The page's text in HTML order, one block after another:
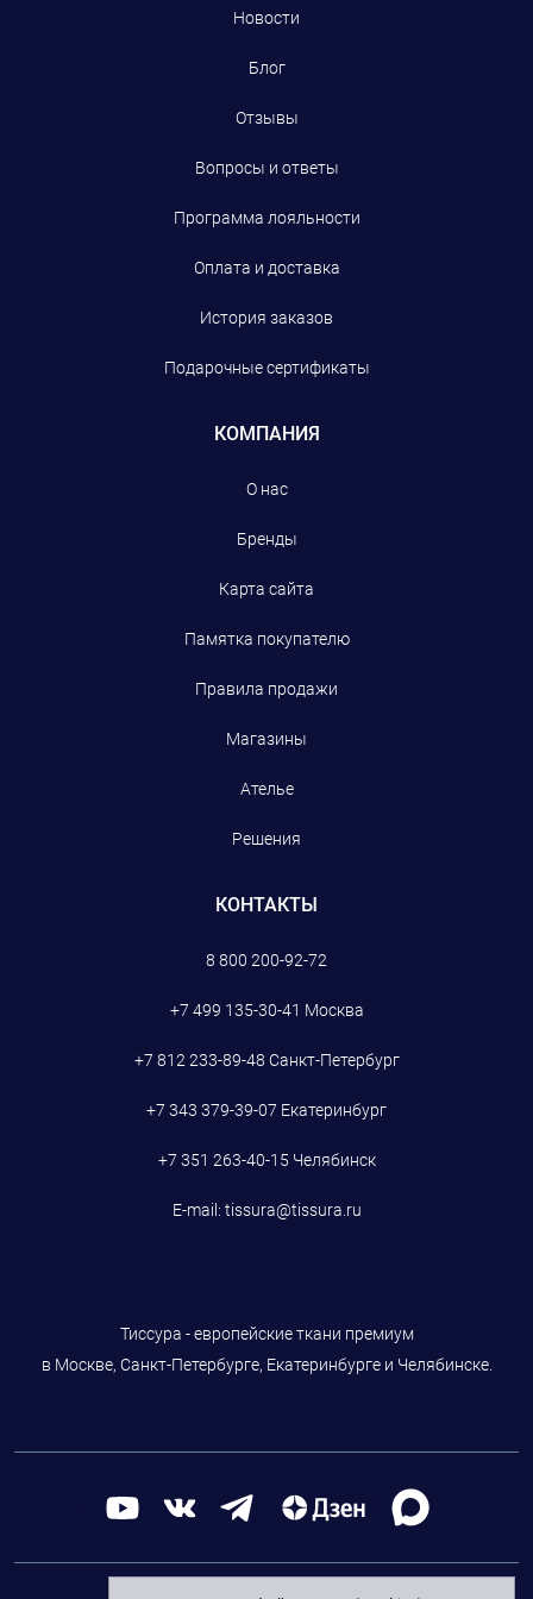
Новости
Блог
Отзывы
Вопросы и ответы
Программа лояльности
Оплата и доставка
История заказов
Подарочные сертификаты
КОМПАНИЯ
О нас
Бренды
Карта сайта
Памятка покупателю
Правила продажи
Магазины
Ателье
Решения
КОНТАКТЫ
8 800 200-92-72
+7 499 135-30-41 Москва
+7 812 233-89-48 Санкт-Петербург
+7 343 379-39-07 Екатеринбург
+7 351 263-40-15 Челябинск
E-mail: tissura@tissura.ru
Тиссура - европейские ткани премиум
в Москве, Санкт-Петербурге, Екатеринбурге и Челябинске.